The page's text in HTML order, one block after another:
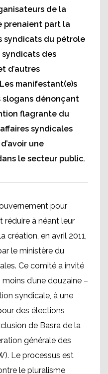
de la
prenaient part la
syndicats du pétrole
syndicats des
d’autres
manifestant(e)s
slogans dénonçant
flagrante du
syndicales
une
le secteur public.
pour
réduire à néant leur
création, en avril 2011,
le ministère du
Ce comité a invité
d’une douzaine –
syndicale, à une
des élections
de Basra de la
générale des
Le processus est
le pluralisme